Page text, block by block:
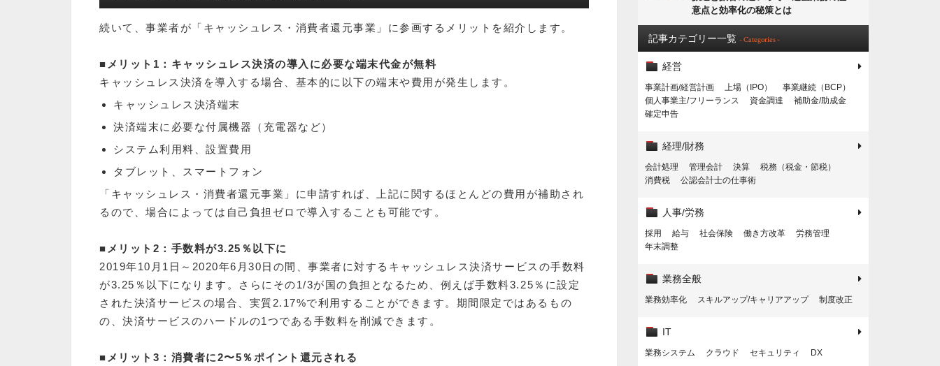
続いて、事業者が「キャッシュレス・消費者還元事業」に参画するメリットを紹介します。
■メリット1：キャッシュレス決済の導入に必要な端末代金が無料
キャッシュレス決済を導入する場合、基本的に以下の端末や費用が発生します。
キャッシュレス決済端末
決済端末に必要な付属機器（充電器など）
システム利用料、設置費用
タブレット、スマートフォン
「キャッシュレス・消費者還元事業」に申請すれば、上記に関するほとんどの費用が補助され
るので、場合によっては自己負担ゼロで導入することも可能です。
■メリット2：手数料が3.25％以下に
2019年10月1日～2020年6月30日の間、事業者に対するキャッシュレス決済サービスの手数料
が3.25％以下になります。さらにその1/3が国の負担となるため、例えば手数料3.25％に設定
された決済サービスの場合、実質2.17%で利用することができます。期間限定ではあるもの
の、決済サービスのハードルの1つである手数料を削減できます。
■メリット3：消費者に2〜5％ポイント還元される
意点と効率化の秘策とは
記事カテゴリー一覧 - Categories -
経営
事業計画/経営計画 上場（IPO）
事業継続（BCP）
個人事業主/フリーランス
資金調達
補助金/助成金
確定申告
経理/財務
会計処理 管理会計 決算
税務（税金・節税）
消費税
公認会計士の仕事術
人事/労務
採用 給与 社会保険 働き方改革
労務管理
年末調整
業務全般
業務効率化 スキルアップ/キャリアアップ 制度改正
IT
業務システム クラウド セキュリティ DX